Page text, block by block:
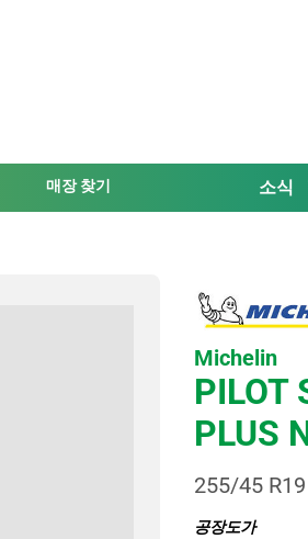
매장 찾기 소식
Michelin
PILOT
PLUS
255/45
공장도가